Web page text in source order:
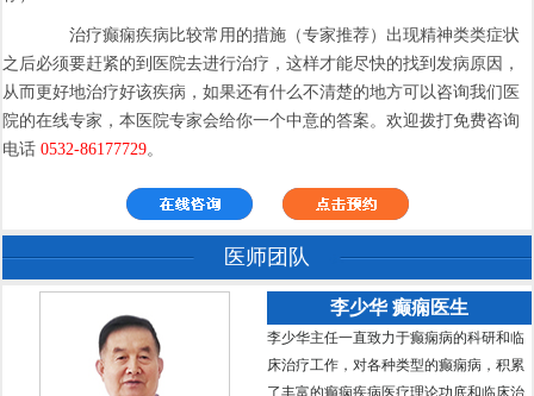
治疗癫痫疾病比较常用的措施（专家推荐）出现精神类类症状
之后必须要赶紧的到医院去进行治疗，这样才能尽快的找到发病原因，
从而更好地治疗好该疾病，如果还有什么不清楚的地方可以咨询我们医
院的在线专家，本医院专家会给你一个中意的答案。欢迎拨打免费咨询
电话0532-86177729。
医师团队
李少华 癫痫医生
李少华主任一直致力于癫痫病的科研和临
床治疗工作，对各种类型的癫痫病，积累